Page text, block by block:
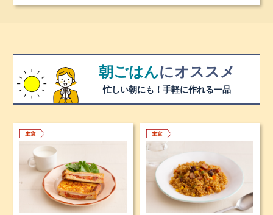
朝ごはんにオススメ
忙しい朝にも！手軽に作れる一品